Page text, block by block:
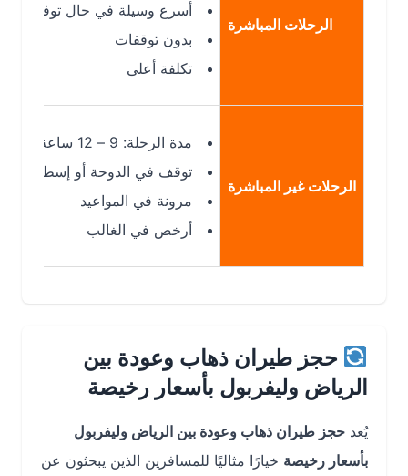
الرحلات المباشرة
أسرع وسيلة في حال توفرها
بدون توقفات
تكلفة أعلى
الرحلات غير المباشرة
مدة الرحلة: 9 – 12 ساعة
توقف في الدوحة أو إسطنبول
مرونة في المواعيد
أرخص في الغالب
حجز طيران ذهاب وعودة بين
الرياض وليفربول بأسعار رخيصة
حجز طيران ذهاب وعودة بين الرياض وليفربول
بأسعار رخيصة خيارًا مثاليًا للمسافرين الذين يبحثون عن